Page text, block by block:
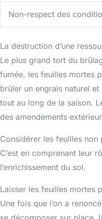
Non-respect des
La destruction d’une
Le plus grand tort du
fumée, les feuilles mortes
brûler un engrais naturel
tout au long de la saison.
des amendements
Considérer les feuilles
C’est en comprenant leur
l’enrichissement du sol.
Laisser les feuilles mortes
Une fois que l’on a